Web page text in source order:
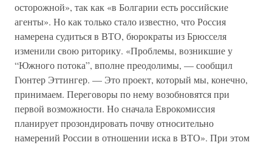
осторожной», так как «в Болгарии есть российские
агенты». Но как только стало известно, что Россия
намерена судиться в ВТО, бюрократы из Брюсселя
изменили свою риторику. «Проблемы, возникшие у
“Южного потока”, вполне преодолимы, — сообщил
Гюнтер Эттингер. — Это проект, который мы, конечно,
принимаем. Переговоры по нему возобновятся при
первой возможности. Но сначала Еврокомиссия
планирует прозондировать почву относительно
намерений России в отношении иска в ВТО». При этом